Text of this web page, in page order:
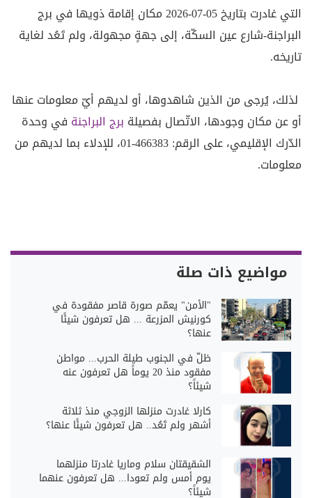
التي غادرت بتاريخ 05-07-2026 مكان إقامة ذويها في برج
البراجنة-شارع عين السكّة، إلى جهةٍ مجهولة، ولم تَعُد لغاية
تاريخه.
لذلك، يُرجى من الذين شاهدوها، أو لديهم أيّ معلومات عنها
أو عن مكان وجودها، الاتّصال بفصيلة برج البراجنة في وحدة
الدّرك الإقليمي، على الرقم: 466383-01، للإدلاء بما لديهم من
معلومات.
مواضيع ذات صلة
"الأمن" يعمّم صورة قاصر مفقودة في
كورنيش المزرعة ... هل تعرفون شيئًا
عنها؟
ظلّ في الجنوب طيلة الحرب... مواطن
مفقود منذ 20 يوماً هل تعرفون عنه
شيئاً؟
كارلا غادرت منزلها الزوجي منذ ثلاثة
أشهر ولم تَعُد.. هل تعرفون شيئًا عنها؟
الشقيقتان سلام وماريا غادرتا منزلهما
يوم أمس ولم تعودا... هل تعرفون عنهما
شيئاً؟